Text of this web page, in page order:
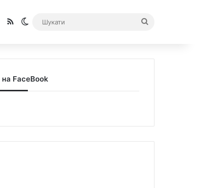
RSS Switch skin
FaceBook